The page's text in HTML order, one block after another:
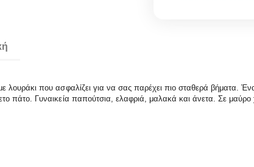
λουράκι που ασφαλίζει για να σας παρέχει πιο σταθερά βήματα.
πάτο. Γυναικεία παπούτσια, ελαφριά, μαλακά και άνετα. Σε